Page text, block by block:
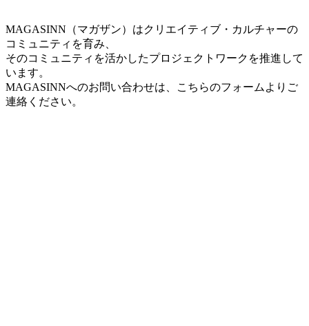
MAGASINN（マガザン）はクリエイティブ・カルチャーの
コミュニティを育み、
そのコミュニティを活かしたプロジェクトワークを推進して
います。
MAGASINNへのお問い合わせは、こちらのフォームよりご
連絡ください。